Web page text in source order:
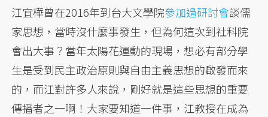
江宜樺曾在2016年到台大文學院參加過研討會談儒
家思想，當時沒什麼事發生，但為何這次到社科院
會出大事？當年太陽花運動的現場，想必有部分學
生是受到民主政治原則與自由主義思想的啟發而來
的，而江對許多人來說，剛好就是這些思想的重要
傳播者之一啊！大家要知道一件事，江教授在成為